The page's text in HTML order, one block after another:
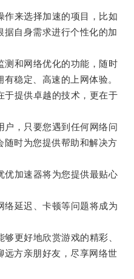
来选择加速的项目，比如
自身需求进行个性化的加
和网络优化的功能，随时
稳定、高速的上网体验。
提供卓越的技术，更在于
，只要您遇到任何网络问
随时为您提供帮助和解决方
加速器将为您提供最贴心
延迟、卡顿等问题将成为
更好地欣赏游戏的精彩、
远方亲朋好友，尽享网络世